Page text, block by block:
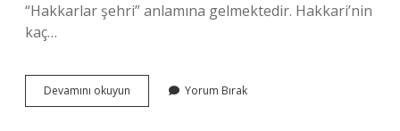
“Hakkarlar şehri” anlamına gelmektedir. Hakkari’nin
kaç…
Devamını okuyun Çukurca
Ilçe
Yorum Bırak